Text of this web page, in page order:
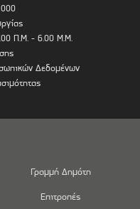
Π.Μ. - 6.00 Μ.Μ.
Δεδομένων
Γραμμή Δημότη
Επιτροπές